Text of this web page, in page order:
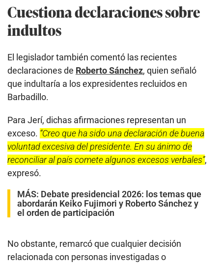
Cuestiona declaraciones sobre
indultos
El legislador también comentó las recientes
declaraciones de Roberto Sánchez, quien señaló
que indultaría a los expresidentes recluidos en
Barbadillo.
Para Jerí, dichas afirmaciones representan un
exceso. “Creo que ha sido una declaración de buena
voluntad excesiva del presidente. En su ánimo de
reconciliar al país comete algunos excesos verbales”,
expresó.
MÁS: Debate presidencial 2026: los temas que
abordarán Keiko Fujimori y Roberto Sánchez y
el orden de participación
No obstante, remarcó que cualquier decisión
relacionada con personas investigadas o